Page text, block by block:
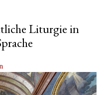
Liturgie in